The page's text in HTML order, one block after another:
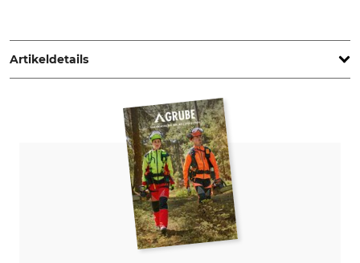
Germany, www.lessmann.com
Artikeldetails
Produkttyp
Zündkerzen-Bürste